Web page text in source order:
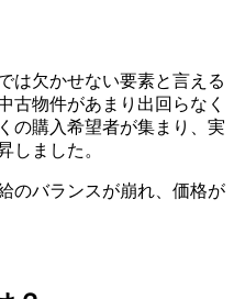
は欠かせない要素と言える
古物件があまり出回らなく
の購入希望者が集まり、実
しました。
のバランスが崩れ、価格が